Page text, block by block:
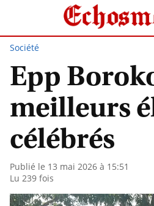
Société
Epp
meilleurs
célébrés
Publié le 13 mai 2026 à 15:51
Lu 239 fois